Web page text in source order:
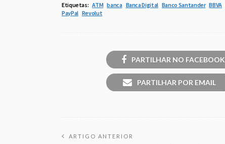
Etiquetas: ATM banca Banca Digital Banco Santander BBVA
PayPal Revolut
PARTILHAR NO FACEBOOK
PARTILHAR POR EMAIL
ARTIGO ANTERIOR